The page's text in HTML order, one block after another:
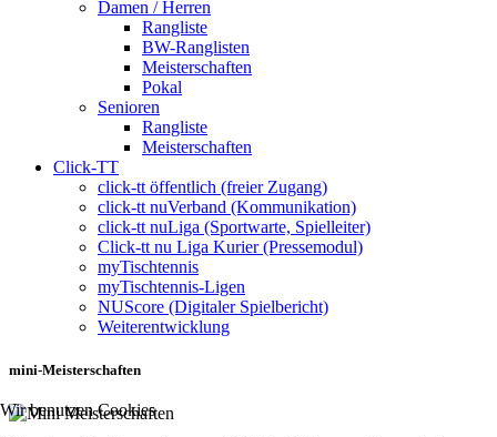
Damen / Herren
Rangliste
BW-Ranglisten
Meisterschaften
Pokal
Senioren
Rangliste
Meisterschaften
Click-TT
click-tt öffentlich (freier Zugang)
click-tt nuVerband (Kommunikation)
click-tt nuLiga (Sportwarte, Spielleiter)
Click-tt nu Liga Kurier (Pressemodul)
myTischtennis
myTischtennis-Ligen
NUScore (Digitaler Spielbericht)
Weiterentwicklung
mini-Meisterschaften
Wir benutzen Cookies